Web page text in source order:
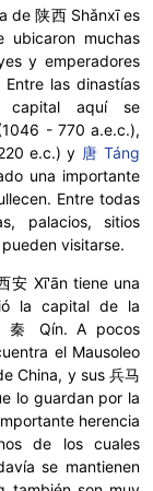
de 陕西 Shǎnxī es
ubicaron muchas
y emperadores
las dinastías
capital aquí se
- 770 a.e.c.),
e.c.) y 唐 Táng
una importante
Entre todas
palacios, sitios
visitarse.
安 Xī'ān tiene una
la capital de la
秦 Qín. A pocos
el Mausoleo
China, y sus 兵马
lo guardan por la
herencia
de los cuales
se mantienen